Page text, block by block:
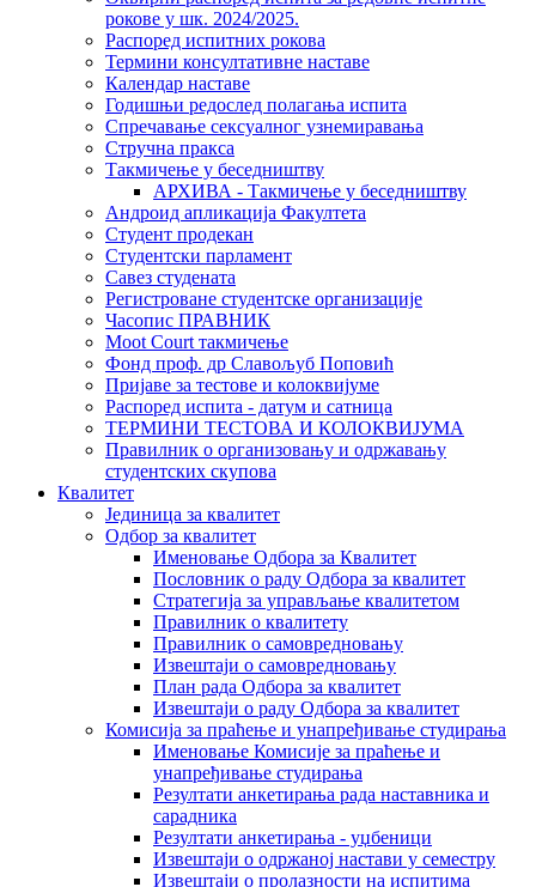
рокове у шк. 2024/2025.
Распоред испитних рокова
Термини консултативне наставе
Календар наставе
Годишњи редослед полагања испита
Спречавање сексуалног узнемиравања
Стручна пракса
Такмичење у беседништву
АРХИВА - Такмичење у беседништву
Андроид апликација Факултета
Студент продекан
Студентски парламент
Савез студената
Регистроване студентске организације
Часопис ПРАВНИК
Moot Court такмичење
Фонд проф. др Славољуб Поповић
Пријаве за тестове и колоквијуме
Распоред испита - датум и сатница
ТЕРМИНИ ТЕСТОВА И КОЛОКВИЈУМА
Правилник о организовању и одржавању
студентских скупова
Квалитет
Јединица за квалитет
Одбор за квалитет
Именовање Одбора за Квалитет
Пословник о раду Одбора за квалитет
Стратегија за управљање квалитетом
Правилник о квалитету
Правилник о самовредновању
Извештаји о самовредновању
План рада Одбора за квалитет
Извештаји о раду Одбора за квалитет
Комисија за праћење и унапређивање студирања
Именовање Комисије за праћење и
унапређивање студирања
Резултати анкетирања рада наставника и
сарадника
Резултати анкетирања - уџбеници
Извештаји о одржаној настави у семестру
Извештаји о пролазности на испитима